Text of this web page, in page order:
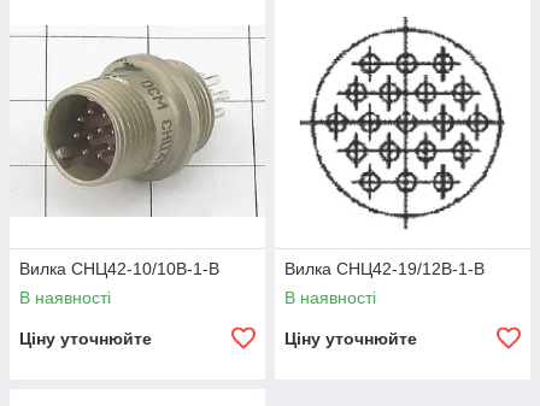
Вилка СНЦ42-10/10В-1-В
В наявності
Ціну уточнюйте
Вилка СНЦ42-19/12В-1-В
В наявності
Ціну уточнюйте